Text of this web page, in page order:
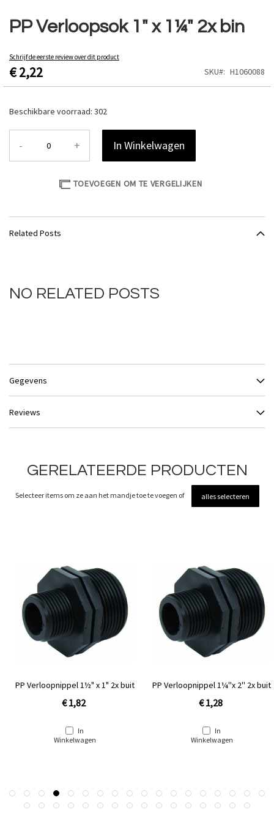
PP Verloopsok 1" x 1¼" 2x bin
Schrijf de eerste review over dit product
€ 2,22 SKU H1060088
Beschikbare voorraad: 302
- + In Winkelwagen
TOEVOEGEN OM TE VERGELIJKEN
naar
het
van
de
afbeeldingen-
Related Posts
NO RELATED POSTS
Gegevens
Reviews
GERELATEERDE PRODUCTEN
Selecteer items om ze aan het mandje toe te voegen of alles selecteren
PP Verloopnippel 1½" x 1" 2x buit
€ 1,82
In
Winkelwagen
PP Verloopnippel 1¼''x 2'' 2x buit
€ 1,28
In
Winkelwagen